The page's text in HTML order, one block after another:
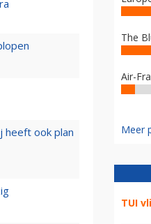
heeft ook plan
The
Air-
Meer
TUI